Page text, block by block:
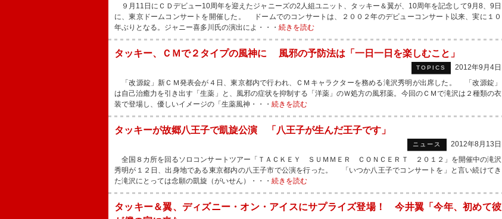
９月11日にＣＤデビュー10周年を迎えたジャニーズの2人組ユニット、タッキー＆翼が、10周年を記念して9月8、9日
に、東京ドームコンサートを開催した。 ドームでのコンサートは、２００２年のデビューコンサート以来、実に１０
年ぶりとなる。ジャニー喜多川氏の演出によ・・・ 続きを読む
タッキー、ＣＭで２タイプの風神に 風邪の予防法は「一日一日を楽しむこと」
TOPICS
2012年9月4日
「改源錠」新ＣＭ発表会が４日、東京都内で行われ、ＣＭキャラクターを務める滝沢秀明が出席した。 「改源錠」
は自己治癒力を引き出す「生薬」と、風邪の症状を抑制する「洋薬」のＷ処方の風邪薬。今回のＣＭで滝沢は２種類の衣
装で登場し、優しいイメージの「生薬風神・・・ 続きを読む
タッキーが故郷八王子で凱旋公演 「八王子が生んだ王子です」
ニュース
2012年8月13日
全国８カ所を回るソロコンサートツアー「ＴＡＣＫＥＹ ＳＵＭＭＥＲ ＣＯＮＣＥＲＴ ２０１２」を開催中の滝沢
秀明が１２日、出身地である東京都内の八王子市で公演を行った。 「いつか八王子でコンサートを」と言い続けてき
た滝沢にとっては念願の凱旋（がいせん）・・・ 続きを読む
タッキー＆翼、ディズニー・オン・アイスにサプライズ登場！ 今井翼「今年、初めて彼